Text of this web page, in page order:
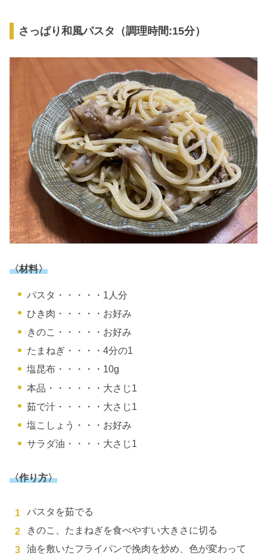
さっぱり和風パスタ（調理時間:15分）
〈材料〉
パスタ・・・・・1人分
ひき肉・・・・・お好み
きのこ・・・・・お好み
たまねぎ・・・・4分の1
塩昆布・・・・・10g
本品・・・・・・大さじ1
茹で汁・・・・・大さじ1
塩こしょう・・・お好み
サラダ油・・・・大さじ1
〈作り方〉
パスタを茹でる
きのこ、たまねぎを食べやすい大きさに切る
油を敷いたフライパンで挽肉を炒め、色が変わって